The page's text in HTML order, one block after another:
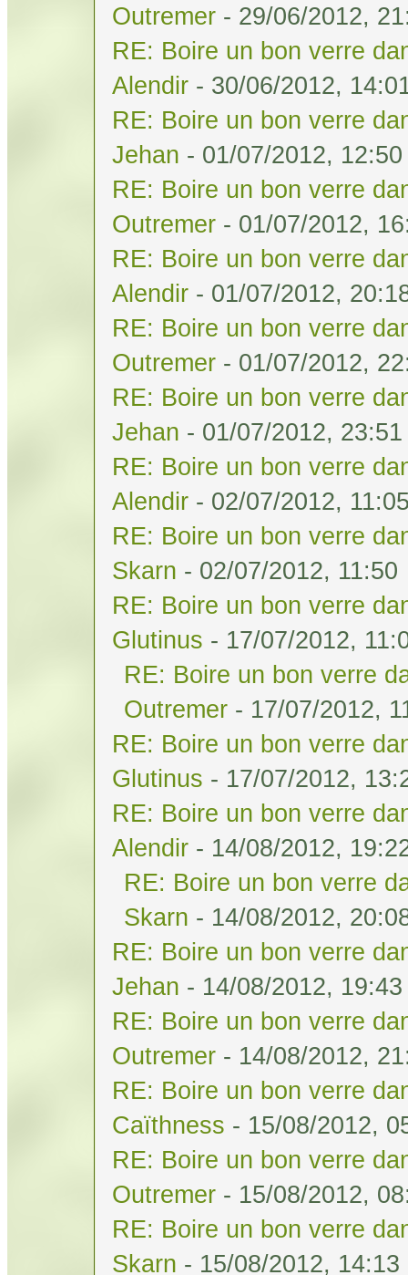
Outremer - 29/06/2012,
RE: Boire un bon verre
Alendir - 30/06/2012,
RE: Boire un bon verre
Jehan - 01/07/2012, 12:50
RE: Boire un bon verre
Outremer - 01/07/2012,
RE: Boire un bon verre
Alendir - 01/07/2012,
RE: Boire un bon verre
Outremer - 01/07/2012,
RE: Boire un bon verre
Jehan - 01/07/2012, 23:51
RE: Boire un bon verre
Alendir - 02/07/2012,
RE: Boire un bon verre
Skarn - 02/07/2012, 11:50
RE: Boire un bon verre
Glutinus - 17/07/2012,
RE: Boire un bon verre
Outremer - 17/07/2012,
RE: Boire un bon verre
Glutinus - 17/07/2012,
RE: Boire un bon verre
Alendir - 14/08/2012,
RE: Boire un bon verre
Skarn - 14/08/2012,
RE: Boire un bon verre
Jehan - 14/08/2012, 19:43
RE: Boire un bon verre
Outremer - 14/08/2012,
RE: Boire un bon verre
Caïthness - 15/08/2012,
RE: Boire un bon verre
Outremer - 15/08/2012,
RE: Boire un bon verre
Skarn - 15/08/2012, 14:13